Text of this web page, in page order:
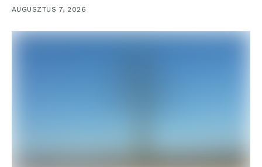
AUGUSZTUS 7, 2026